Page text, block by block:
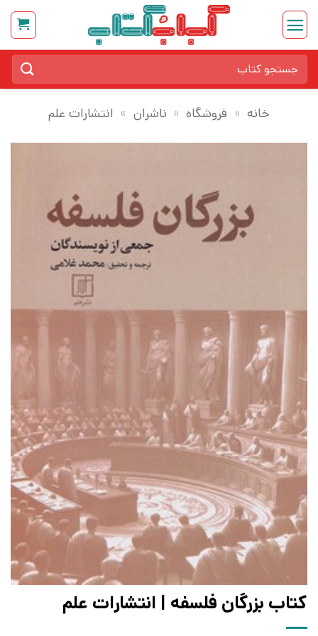
Skip
content
برای:
خانه » فروشگاه » ناشران » انتشارات علم
کتاب بزرگان فلسفه | انتشارات علم